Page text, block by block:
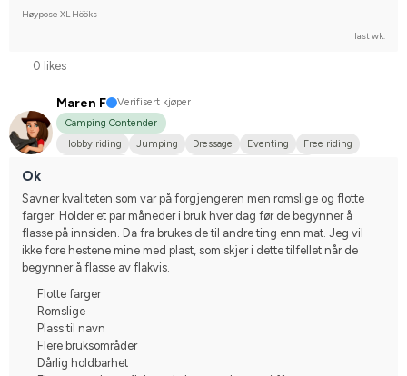
Høypose XL Hööks
last wk.
0 likes
Maren F
Verifisert kjøper
Camping Contender
Hobby riding
Jumping Dressage Eventing
Free riding
Fjordhäst
Norlandshäst Annan häst
Islandshäst
Norsk varmblodshäst
I do not compete
Ok
Savner kvaliteten som var på forgjengeren men romslige og flotte
farger. Holder et par måneder i bruk hver dag før de begynner å
flasse på innsiden. Da fra brukes de til andre ting enn mat. Jeg vil
ikke fore hestene mine med plast, som skjer i dette tilfellet når de
begynner å flasse av flakvis.
Flotte farger
Romslige
Plass til navn
Flere bruksområder
Dårlig holdbarhet